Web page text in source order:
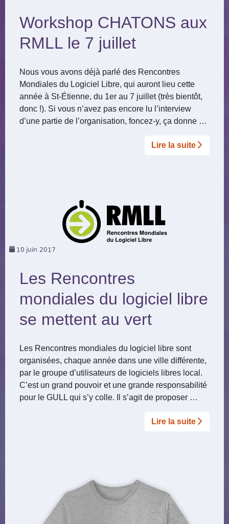
Workshop CHATONS aux
RMLL le 7 juillet
Nous vous avons déjà parlé des Rencontres
Mondiales du Logiciel Libre, qui auront lieu cette
année à St-Étienne, du 1er au 7 juillet (très bientôt,
donc !). Si vous n’avez pas encore lu l’interview
d’une partie de l’organisation, foncez-y, ça donne …
Lire la suite­­
10 juin 2017
Les Rencontres
mondiales du logiciel libre
se mettent au vert
Les Rencontres mondiales du logiciel libre sont
organisées, chaque année dans une ville différente,
par le groupe d’utilisateurs de logiciels libres local.
C’est un grand pouvoir et une grande responsabilité
pour le GULL qui s’y colle. Il s’agit de proposer …
Lire la suite­­